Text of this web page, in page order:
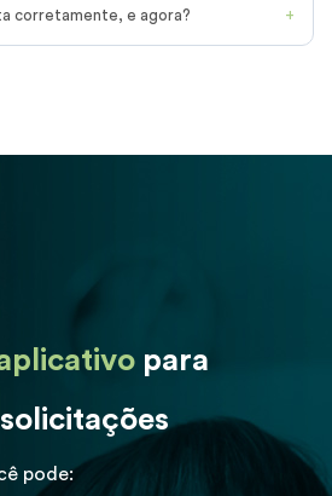
corretamente, e agora?
para
pode: